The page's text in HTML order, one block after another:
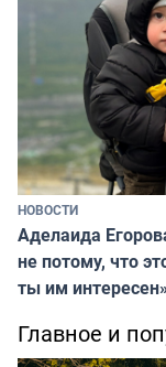
НОВОСТИ
Аделаида
не потому, что
ты им
Главное и